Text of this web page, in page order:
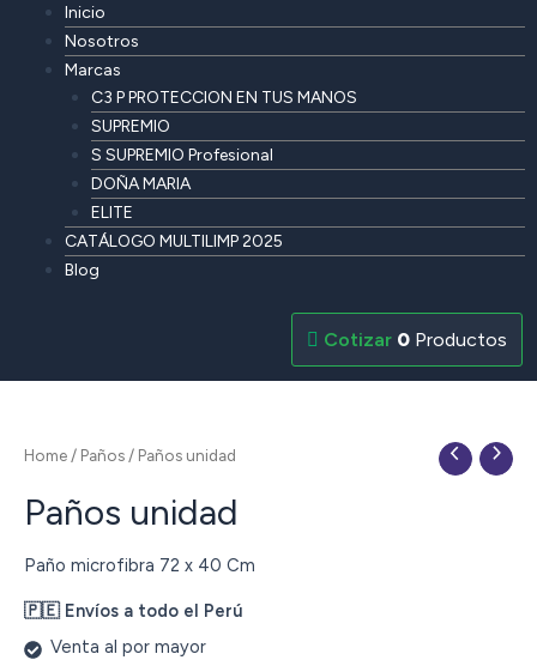
Inicio
Nosotros
Marcas
C3 P PROTECCION EN TUS MANOS
SUPREMIO
S SUPREMIO Profesional
DOÑA MARIA
ELITE
CATÁLOGO MULTILIMP 2025
Blog
0 Productos
Home / Paños / Paños unidad
Paños unidad
Paño microfibra 72 x 40 Cm
🇵🇪 Envíos a todo el Perú
Venta al por mayor